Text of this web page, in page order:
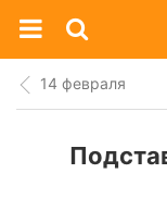
14 февраля